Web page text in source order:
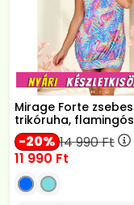
Mirage Forte zsebes
trikóruha, flamingós
20 14 990Ft
11 990 Ft